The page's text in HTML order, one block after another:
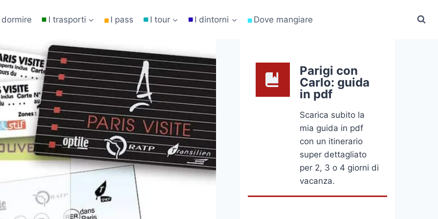
I trasporti I pass I tour I dintorni Dove mangiare
Parigi con
Carlo: guida
in pdf
Scarica subito la
mia guida in pdf
con un itinerario
super dettagliato
per 2, 3 o 4 giorni di
vacanza.